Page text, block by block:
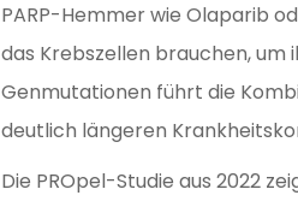
PARP-Hemmer wie Olaparib
das Krebszellen brauchen, um
Genmutationen führt die
deutlich längeren
Die PROpel-Studie aus 2022